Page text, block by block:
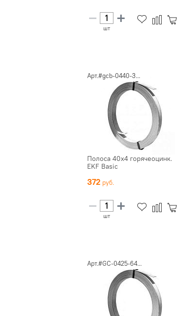
шт
Арт.#gcb-0440-3...
Полоса 40х4 горячеоцинк.
EKF Basic
372
шт
Арт.#GC-0425-64...